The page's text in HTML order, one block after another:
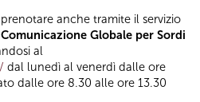
anche tramite il servizio
Comunicazione Globale per Sordi
al
dal lunedì al venerdì dalle ore
dalle ore 8.30 alle ore 13.30